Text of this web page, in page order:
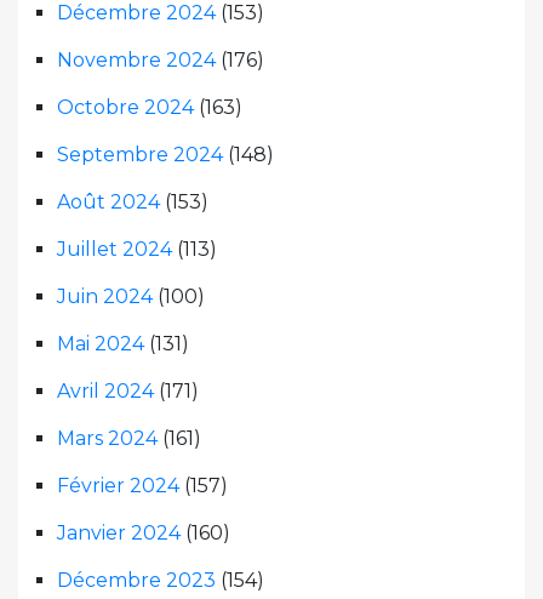
Décembre 2024(153)
Novembre 2024(176)
Octobre 2024(163)
Septembre 2024(148)
Août 2024(153)
Juillet 2024(113)
Juin 2024(100)
Mai 2024(131)
Avril 2024(171)
Mars 2024(161)
Février 2024(157)
Janvier 2024(160)
Décembre 2023 (154)